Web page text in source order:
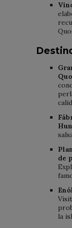
de
la